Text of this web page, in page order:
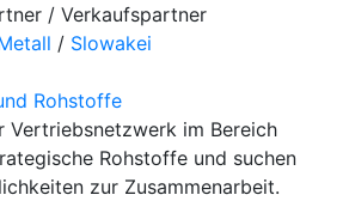
/ Verkaufspartner
/ Slowakei
Rohstoffe
Vertriebsnetzwerk im Bereich
Rohstoffe und suchen
zur Zusammenarbeit.